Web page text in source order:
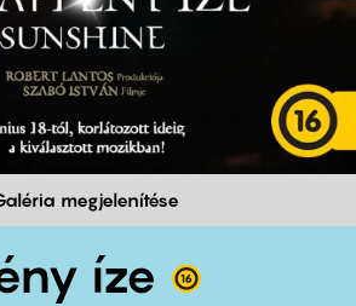
megjelenítése
íze